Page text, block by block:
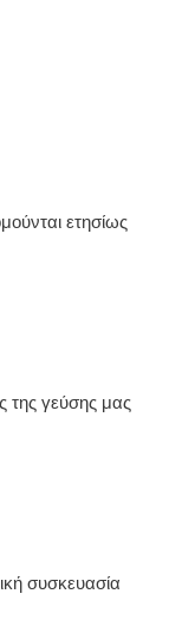
ετησίως
της γεύσης μας
συσκευασία